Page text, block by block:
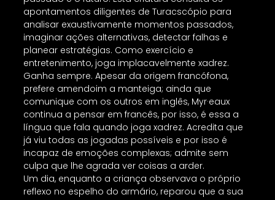
apontamentos diligentes de Turacscópio para
analisar exaustivamente momentos passados,
imaginar ações alternativas, detectar falhas e
planear estratégias. Como exercício e
entretenimento, joga implacavelmente xadrez.
Ganha sempre. Apesar da origem francófona,
prefere amendoim a manteiga; ainda que
comunique com os outros em inglês, Myr·eaux
continua a pensar em francês, por isso, é essa a
língua que fala quando joga xadrez. Acredita que
já viu todas as jogadas possíveis e por isso é
incapaz de emoções complexas; admite sem
culpa que lhe agrada ver coisas a arder.
Um dia, enquanto a criança observava o próprio
reflexo no espelho do armário, reparou que a sua